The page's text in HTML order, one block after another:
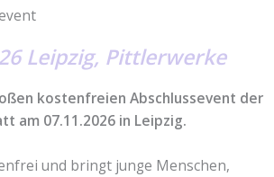
Leipzig, Pittlerwerke
kostenfreien Abschlussevent der
am 07.11.2026 in Leipzig.
und bringt junge Menschen,